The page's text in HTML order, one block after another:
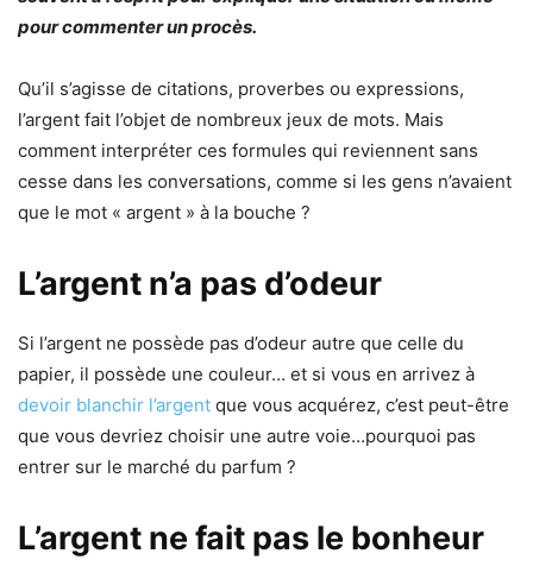
pour commenter un procès.
Qu’il s’agisse de citations, proverbes ou expressions,
l’argent fait l’objet de nombreux jeux de mots. Mais
comment interpréter ces formules qui reviennent sans
cesse dans les conversations, comme si les gens n’avaient
que le mot « argent » à la bouche ?
L’argent n’a pas d’odeur
Si l’argent ne possède pas d’odeur autre que celle du
papier, il possède une couleur… et si vous en arrivez à
devoir blanchir l’argent que vous acquérez, c’est peut-être
que vous devriez choisir une autre voie…pourquoi pas
entrer sur le marché du parfum ?
L’argent ne fait pas le bonheur